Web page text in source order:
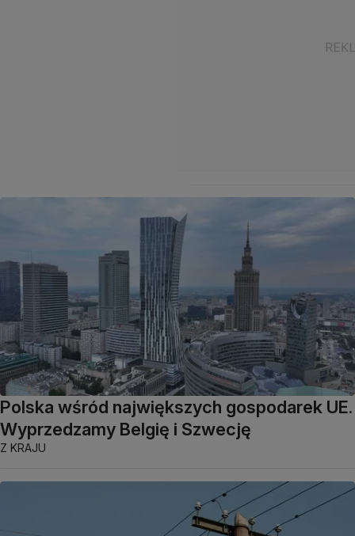
Polska wśród największych gospodarek UE.
Wyprzedzamy Belgię i Szwecję
Z KRAJU